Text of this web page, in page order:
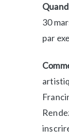
w
s
i
e
r
,
o
r
t
Quand
30
par